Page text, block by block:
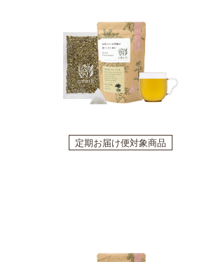
定期お届け便対象商品